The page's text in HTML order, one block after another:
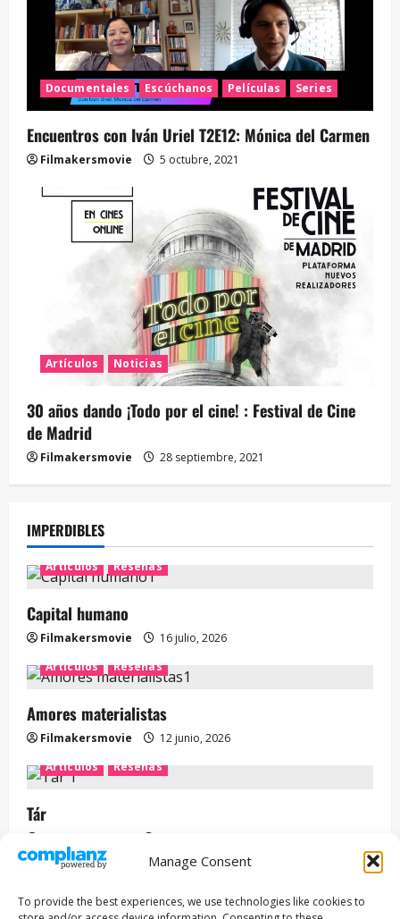
Manage Consent
To provide the best experiences, we use technologies like cookies to
Documentales Escúchanos Películas Series
Encuentros con Iván Uriel T2E12: Mónica del Carmen
Filmakersmovie 5 octubre, 2021
Artículos Noticias
30 años dando ¡Todo por el cine! : Festival de Cine
de Madrid
Filmakersmovie 28 septiembre, 2021
IMPERDIBLES
Artículos Reseñas
Capital humano
Filmakersmovie
16 julio, 2026
Artículos
Reseñas
Amores materialistas
Filmakersmovie
12 junio, 2026
Artículos
Reseñas
Tár
Entrevista
Series
ENCUENTROS CON IVÁN URIEL T3E22: JUAN PATRICIO